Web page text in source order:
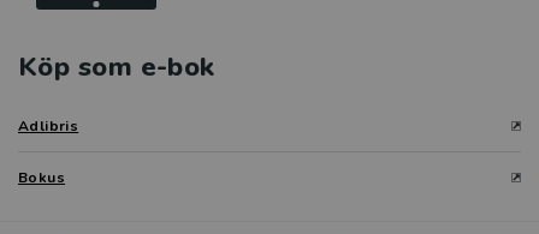
Köp som e-bok
Adlibris
Bokus